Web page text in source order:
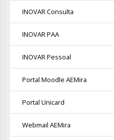
INOVAR Consulta
INOVAR PAA
INOVAR Pessoal
Portal Moodle AEMira
Portal Unicard
Webmail AEMira